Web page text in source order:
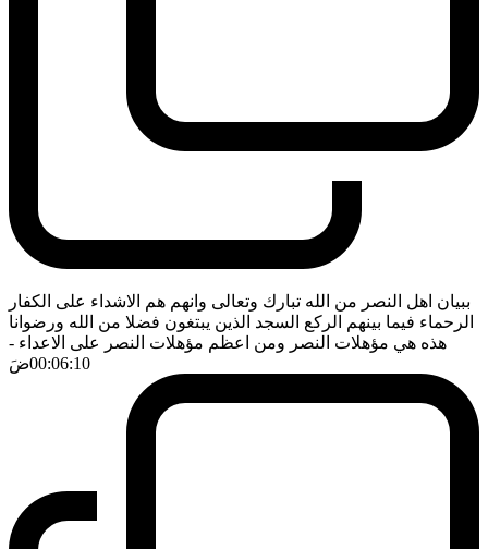
ببيان اهل النصر من الله تبارك وتعالى وانهم هم الاشداء على الكفار
الرحماء فيما بينهم الركع السجد الذين يبتغون فضلا من الله ورضوانا
هذه هي مؤهلات النصر ومن اعظم مؤهلات النصر على الاعداء -
00:06:10ضَ